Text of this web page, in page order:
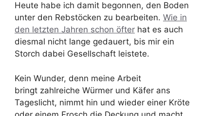
Heute habe ich damit begonnen, den Boden
unter den Rebstöcken zu bearbeiten. Wie in
den letzten Jahren schon öfter hat es auch
diesmal nicht lange gedauert, bis mir ein
Storch dabei Gesellschaft leistete.
Kein Wunder, denn meine Arbeit
bringt zahlreiche Würmer und Käfer ans
Tageslicht, nimmt hin und wieder einer Kröte